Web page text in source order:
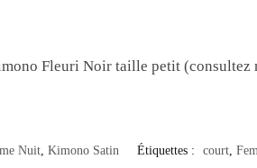
Fleuri Noir taille petit (consultez
Nuit, Kimono Satin Étiquettes : court,